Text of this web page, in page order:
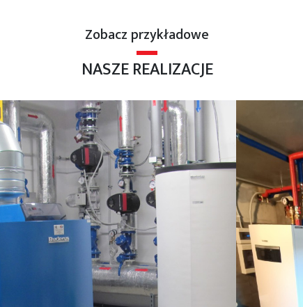
Zobacz przykładowe
NASZE REALIZACJE